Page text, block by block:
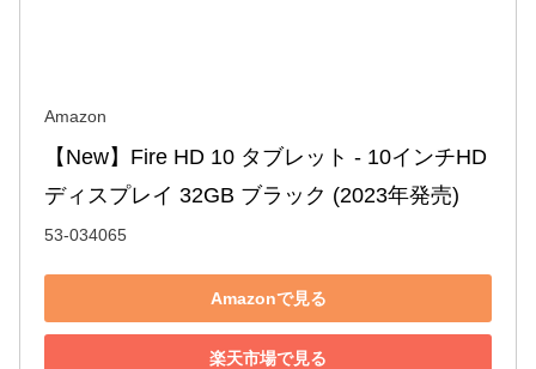
Amazon
【New】Fire HD 10 タブレット - 10インチHD
ディスプレイ 32GB ブラック (2023年発売)
53-034065
Amazonで見る
楽天市場で見る